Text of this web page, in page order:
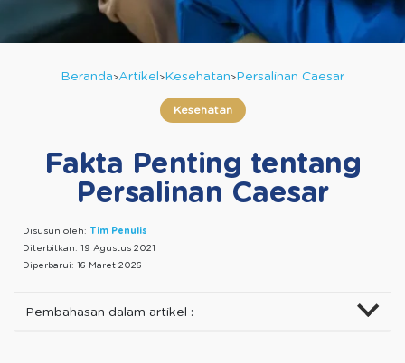
Beranda Artikel Kesehatan Persalinan Caesar
Kesehatan
Fakta Penting tentang
Persalinan Caesar
Disusun oleh: Tim Penulis
Diterbitkan: 19 Agustus 2021
Diperbarui: 16 Maret 2026
Pembahasan dalam artikel :